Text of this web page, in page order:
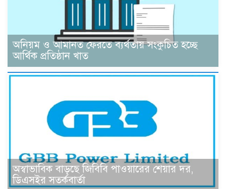
অনিয়ম ও আমানত ফেরতে ব্যর্থতায় সংকুচিত হচ্ছে
আর্থিক প্রতিষ্ঠান খাত
অস্বাভাবিক বাড়ছে জিবিবি পাওয়ারের শেয়ার দর,
ডিএসইর সতর্কবার্তা